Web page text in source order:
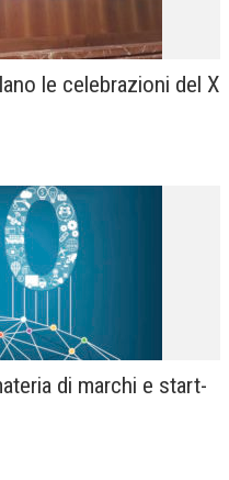
le celebrazioni del X
di marchi e start-